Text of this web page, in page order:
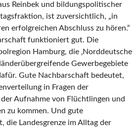
Reinbek und bildungspolitischer
ist zuversichtlich, „in
erfolgreichen Abschluss zu hören.“
funktioniert gut. Die
Hamburg, die ‚Norddeutsche
Gewerbegebiete
Gute Nachbarschaft bedeutet,
in Fragen der
Aufnahme von Flüchtlingen und
zu kommen. Und gute
die Landesgrenze im Alltag der